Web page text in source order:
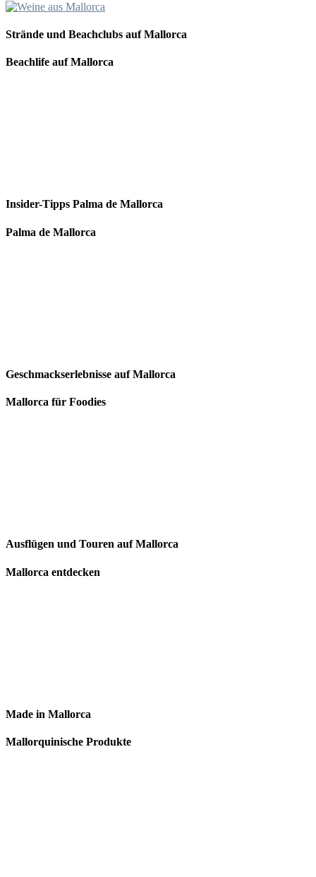
Strände und Beachclubs auf Mallorca
Beachlife auf Mallorca
Insider-Tipps Palma de Mallorca
Palma de Mallorca
Geschmackserlebnisse auf Mallorca
Mallorca für Foodies
Ausflügen und Touren auf Mallorca
Mallorca entdecken
Made in Mallorca
Mallorquinische Produkte